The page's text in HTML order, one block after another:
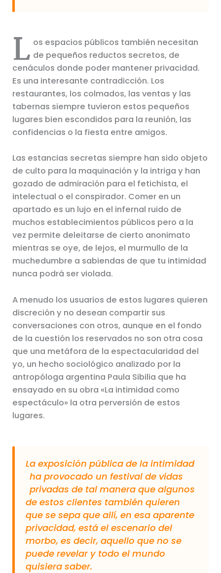
L os espacios públicos también necesitan
de pequeños reductos secretos, de
cenáculos donde poder mantener privacidad.
Es una interesante contradicción. Los
restaurantes, los colmados, las ventas y las
tabernas siempre tuvieron estos pequeños
lugares bien escondidos para la reunión, las
confidencias o la fiesta entre amigos.
Las estancias secretas siempre han sido objeto
de culto para la maquinación y la intriga y han
gozado de admiración para el fetichista, el
intelectual o el conspirador. Comer en un
apartado es un lujo en el infernal ruido de
muchos establecimientos públicos pero a la
vez permite deleitarse de cierto anonimato
mientras se oye, de lejos, el murmullo de la
muchedumbre a sabiendas de que tu intimidad
nunca podrá ser violada.
A menudo los usuarios de estos lugares quieren
discreción y no desean compartir sus
conversaciones con otros, aunque en el fondo
de la cuestión los reservados no son otra cosa
que una metáfora de la espectacularidad del
yo, un hecho sociológico analizado por la
antropóloga argentina Paula Sibilia que ha
ensayado en su obra «La intimidad como
espectáculo» la otra perversión de estos
lugares.
La exposición pública de la intimidad
ha provocado un festival de vidas
privadas de tal manera que algunos
de estos clientes también quieren
que se sepa que allí, en esa aparente
privacidad, está el escenario del
morbo, es decir, aquello que no se
puede revelar y todo el mundo
quisiera saber.